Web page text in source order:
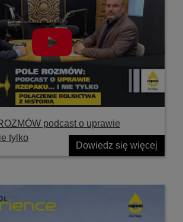
podcast o uprawie
tylko
Dowiedz się więcej